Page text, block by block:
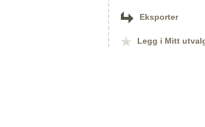
Eksporter
Legg i Mitt